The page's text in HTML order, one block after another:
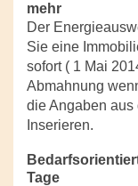
mehr
Der
Sie eine
sofort ( 1 Mai
Abmahnung
die Angaben
Inserieren.
Tage